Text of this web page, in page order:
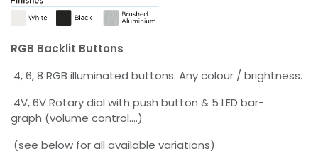
RGB Backlit Buttons
4, 6, 8 RGB illuminated buttons. Any colour / brightness.
4V, 6V Rotary dial with push button & 5 LED bar-
graph (volume control….)
(see below for all available variations)